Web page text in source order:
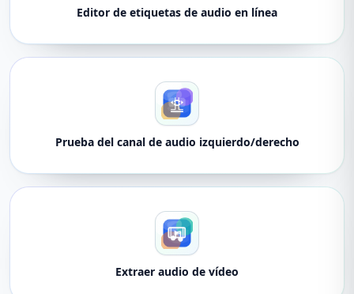
Editor de etiquetas de audio en línea
Prueba del canal de audio izquierdo/derecho
Extraer audio de vídeo